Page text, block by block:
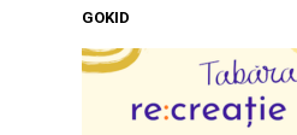
GOKID